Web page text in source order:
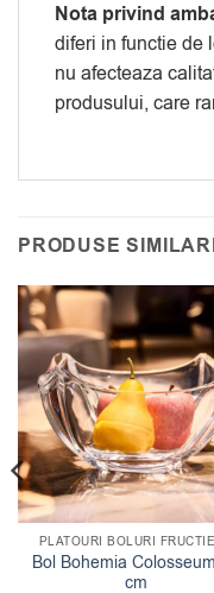
Nota privind
diferi in functie de
nu afecteaza
produsului, care
PRODUSE
PLATOURI BOLURI
Bol Bohemia
cm